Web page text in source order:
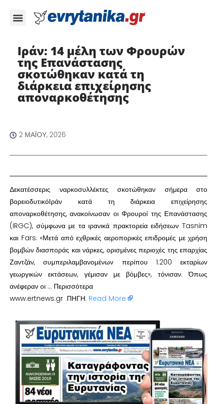
Ιράν: 14 μέλη των Φρουρών
της Επανάστασης
σκοτώθηκαν κατά τη
διάρκεια επιχείρησης
αποναρκοθέτησης ​
2 ΜΑΪ́ΟΥ, 2026
​Δεκατέσσερις ναρκοσυλλέκτες σκοτώθηκαν σήμερα στο
βορειοδυτικόΙράν κατά τη διάρκεια επιχείρησης
αποναρκοθέτησης, ανακοίνωσαν οι Φρουροί της Επανάστασης
(IRGC), σύμφωνα με τα ιρανικά πρακτορεία ειδήσεων Tasnim
και Fars. «Μετά από εχθρικές αεροπορικές επιδρομές με χρήση
βομβών διασποράς και νάρκες, ορισμένες περιοχές της επαρχίας
Ζαντζάν, συμπεριλαμβανομένων περίπου 1.200 εκταρίων
γεωργικών εκτάσεων, γέμισαν με βόμβες», τόνισαν. Όπως
ανέφεραν οι … Περισσότερα
www.ertnews.gr ΠΗΓΗ: Read More